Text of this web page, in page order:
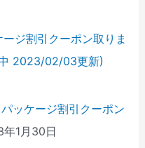
ジ割引クーポン取りま
2023/02/03更新)
ッケージ割引クーポン
1月30日